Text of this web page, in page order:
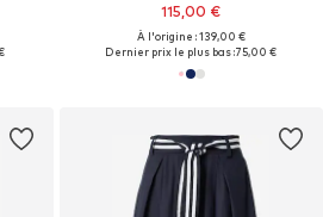
115,00 €
À l'origine : 139,00 €
Dernier prix le plus bas :75,00 €